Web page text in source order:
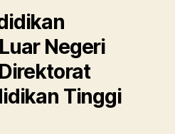
Negeri
Tinggi